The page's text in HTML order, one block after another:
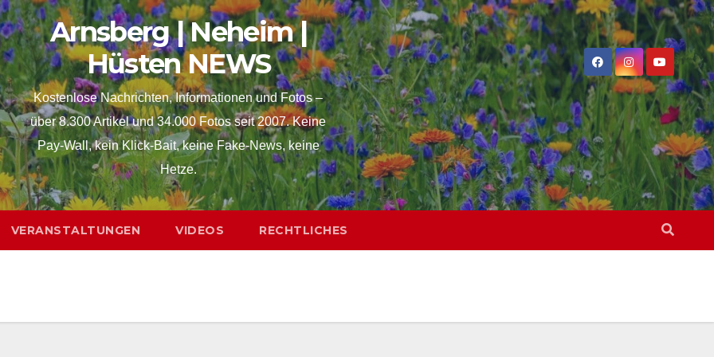
Arnsberg | Neheim |
Hüsten NEWS
Kostenlose Nachrichten, Informationen und Fotos –
über 8.300 Artikel und 34.000 Fotos seit 2007. Keine
Pay-Wall, kein Klick-Bait, keine Fake-News, keine
Hetze.
VERANSTALTUNGEN VIDEOS RECHTLICHES